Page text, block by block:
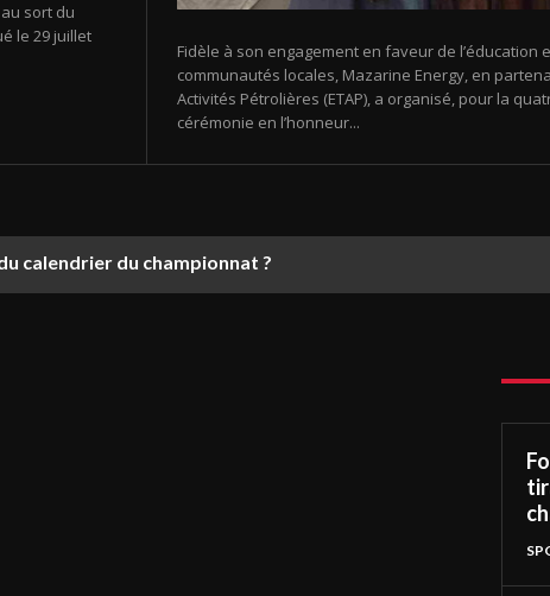
sort du
le 29 juillet
Fidèle à son engagement en faveur de l’éducation
communautés locales, Mazarine Energy, en
Activités Pétrolières (ETAP), a organisé, pour la
cérémonie en l’honneur...
calendrier du championnat ?